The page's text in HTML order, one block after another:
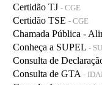
Certidão TJ - CGE
Certidão TSE - CGE
Chamada Pública -
Conheça a SUPEL -
Consulta de
Consulta de GTA -